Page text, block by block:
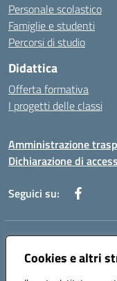
Cookies e altri
Personale scolastico
Famiglie e studenti
Percorsi di studio
Didattica
Offerta formativa
I progetti delle classi
Amministrazione
Dichiarazione di
Seguici su:
Indirizzo:
Centralino:+39 0965 78